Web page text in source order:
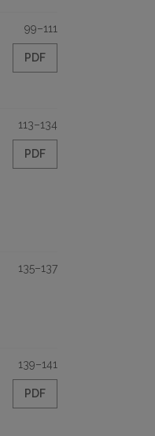
99–111
PDF
113–134
PDF
135–137
139–141
PDF